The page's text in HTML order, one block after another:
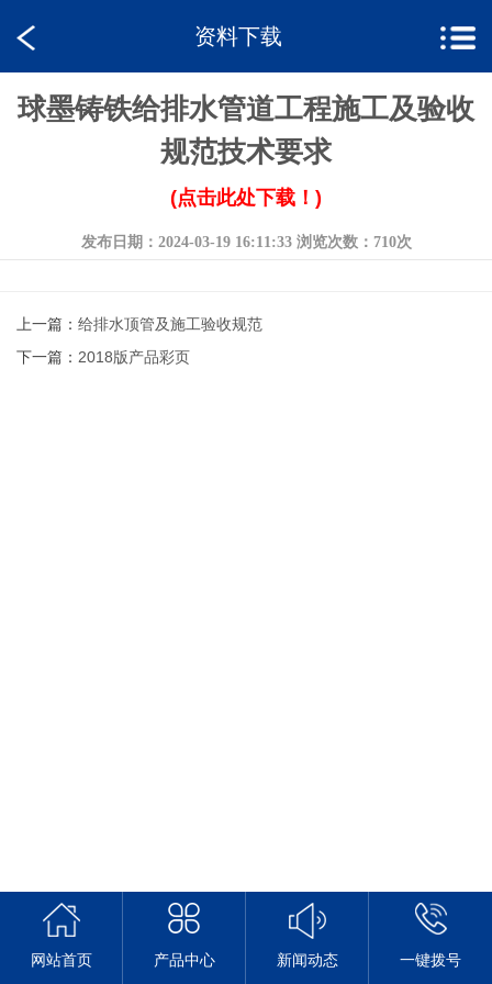
资料下载
球墨铸铁给排水管道工程施工及验收
规范技术要求
(点击此处下载！)
发布日期：2024-03-19 16:11:33 浏览次数：710次
上一篇：给排水顶管及施工验收规范
下一篇： 2018版产品彩页
网站首页 产品中心 新闻动态 一键拨号